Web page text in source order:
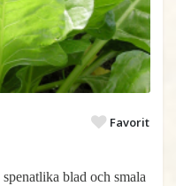
Favorit
blad och smala